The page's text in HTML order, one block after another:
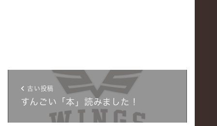
古い投稿
すんごい「本」読みました！